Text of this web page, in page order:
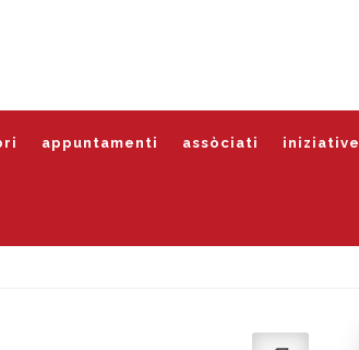
appuntamenti assòciati iniziative